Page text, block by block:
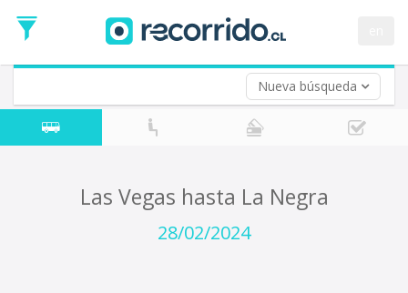
Nueva búsqueda
de
Ida
Vuelta (opcional)
Fecha
de
Las Vegas hasta La Negra
28/02/2024